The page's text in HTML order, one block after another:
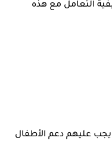
التعامل مع هذه
يجب عليهم دعم الأطفال